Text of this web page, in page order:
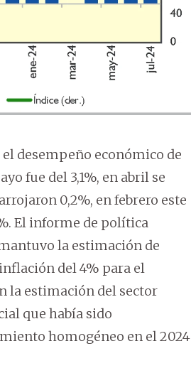
desempeño económico de
fue del 3,1%, en abril se
0,2%, en febrero este
El informe de política
la estimación de
del 4% para el
la estimación del sector
que había sido
homogéneo en el 2024